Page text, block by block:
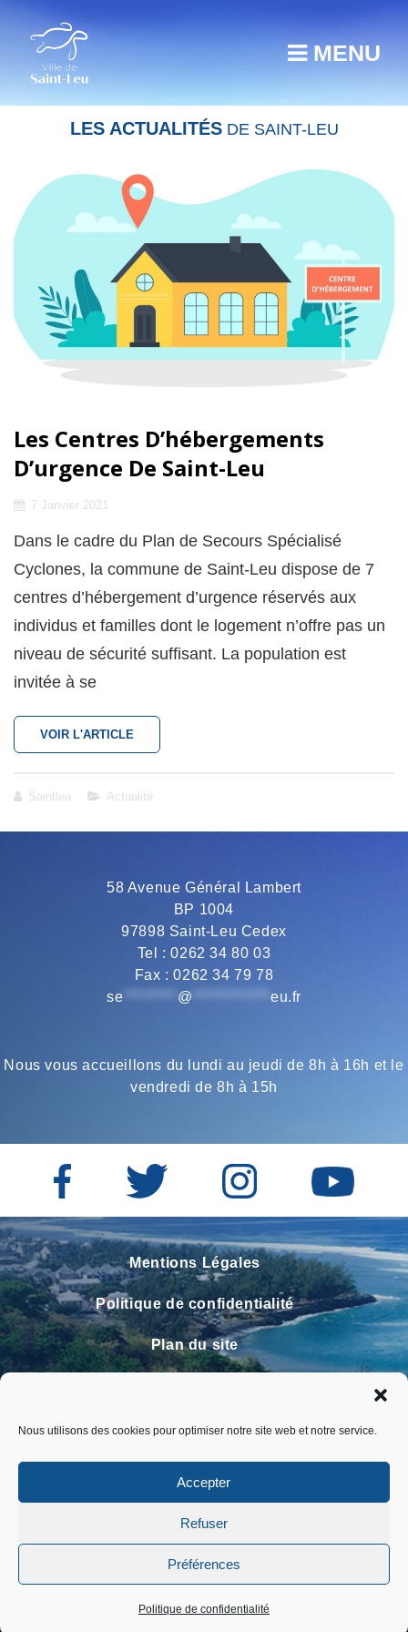
Nous utilisons des cookies pour optimiser notre site web et notre service.
Accepter
Refuser
Préférences
Politique de confidentialité
MENU
LES ACTUALITÉSDE SAINT-LEU
Les Centres D’hébergements
D’urgence De Saint-Leu
Posted
7 Janvier 2021
Dans le cadre du Plan de Secours Spécialisé
Cyclones, la commune de Saint-Leu dispose de 7
centres d’hébergement d’urgence réservés aux
individus et familles dont le logement n’offre pas un
niveau de sécurité suffisant. La population est
invitée à se
VOIR L'ARTICLE
CENTRES
DE
Saintleu
Cat
Actualité
58 Avenue Général Lambert
BP 1004
97898 Saint-Leu Cedex
Tel : 0262 34 80 03
Fax : 0262 34 79 78
se
@ *************eu.fr
Nous vous accueillons du lundi au jeudi de 8h à 16h et le
vendredi de 8h à 15h
Mentions Légales
Politique de confidentialité
Plan du site
Faire un signalement